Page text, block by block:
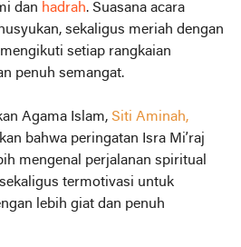
dan hadrah. Suasana acara
sekaligus meriah dengan
setiap rangkaian
penuh semangat.
Agama Islam, Siti Aminah,
bahwa peringatan Isra Mi’raj
mengenal perjalanan spiritual
termotivasi untuk
lebih giat dan penuh